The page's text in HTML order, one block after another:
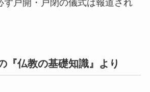
ず戸開・戸閉の儀式は報道され
『仏教の基礎知識』より